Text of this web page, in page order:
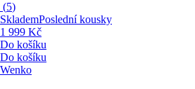
(5)
SklademPoslední kousky
1 999 Kč
Do košíku
Do košíku
Wenko